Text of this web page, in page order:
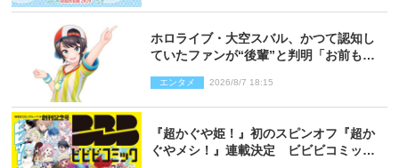
ホロライブ・大空スバル、かつて認知し
ていたファンが“後輩”と判明「お前もし
エンタメ 2026/8/7 18:15
『超かぐや姫！』初のスピンオフ『超か
ぐやメシ！』連載決定 ビビビコミック